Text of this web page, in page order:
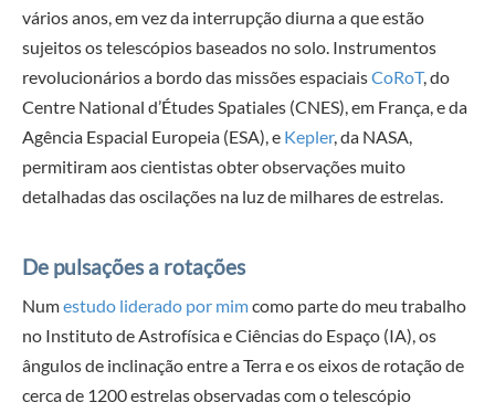
vários anos, em vez da interrupção diurna a que estão
sujeitos os telescópios baseados no solo. Instrumentos
revolucionários a bordo das missões espaciaisCoRoT, do
Centre National d’Études Spatiales (CNES), em França, e da
Agência Espacial Europeia (ESA), e Kepler, da NASA,
permitiram aos cientistas obter observações muito
detalhadas das oscilações na luz de milhares de estrelas.
De pulsações a rotações
Numestudo liderado por mimcomo parte do meu trabalho
no Instituto de Astrofísica e Ciências do Espaço (IA), os
ângulos de inclinação entre a Terra e os eixos de rotação de
cerca de 1200 estrelas observadas com o telescópio